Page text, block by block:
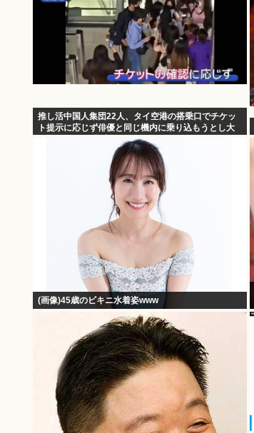
推し活中国人集団22人、タイ空港の搭乗口でチケッ
ト提示に応じず俳優と同じ機内に乗り込もうとし大
(画像)45歳のビキニ水着姿www